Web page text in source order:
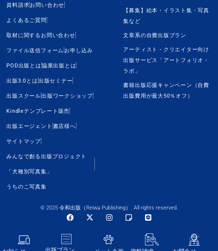
資料請求お問い合わせ
よくあるご質問
取材に関するお問い合わせ
ファイル送信フォームお申し込み
POD出版とは 協業出版とは
出版3.0とは 出版セミナー
出版スクール出版ワークショップ
Kindleテンプレート販売
出版エージェント 書店様へ
サイトマップ
みんなで創る出版プロジェクト
「犬種別写真集」
うちのこ写真集
【募集】絵本・イラスト集・写真
集など
文章系の自費出版プラン
アーティスト・クリエイター向け
出版サービス「アートフォリオ・
ラボ」
書籍出版応援キャンペーン（自費
出版費用が最大50％オフ）
© 2025 令和出版（Reiwa Publishing）. All rights reserved.